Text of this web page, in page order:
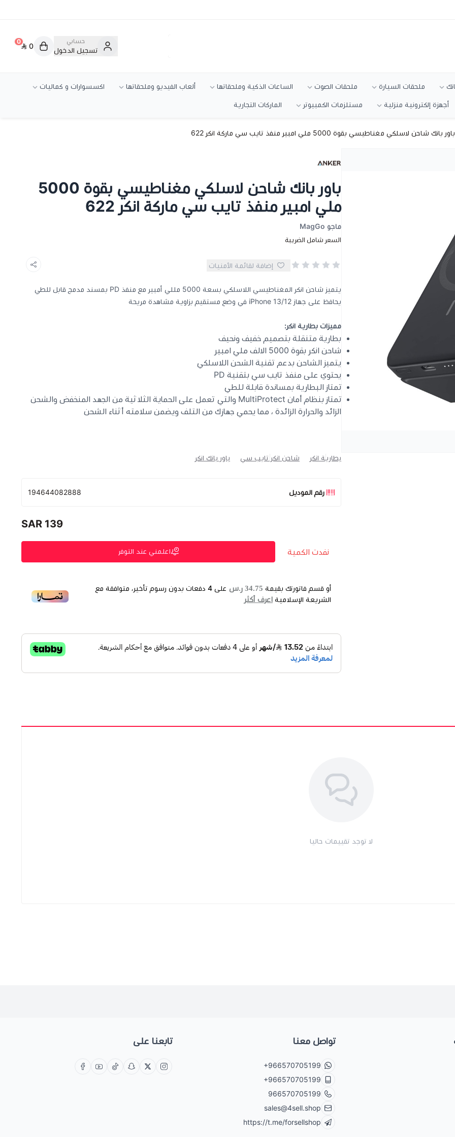
حسابي
تسجيل الدخول
0
0
ملحقات السيارة ملحقات الصوت الساعات الذكية وملحقاتها ألعاب الفيديو وملحقاتها اكسسوارات و كماليات
أجهزة إلكترونية منزلية مستلزمات الكمبيوتر الماركات التجارية
باور بانك شاحن لاسلكي مغناطيسي بقوة 5000 ملي امبير منفذ تايب سي ماركة انكر 622
باور بانك شاحن لاسلكي مغناطيسي بقوة 5000
ملي امبير منفذ تايب سي ماركة انكر 622
ماجو MagGo
السعر شامل الضريبة
إضافة لقائمة الأمنيات
يتميز شاحن انكر المغناطيسي اللاسلكي بسعة 5000 مللي أمبير مع منفذ PD بمسند مدمج قابل للطي
يحافظ على جهاز iPhone 13/12 في وضع مستقيم بزاوية مشاهدة مريحة
مميزات بطارية انكر:
بطارية متنقلة بتصميم خفيف ونحيف
شاحن انكر بقوة 5000 الالف ملي امبير
يتميز الشاحن بدعم تقنية الشحن اللاسلكي
يحتوي على منفذ تايب سي بتقنية PD
تمتاز البطارية بمساندة قابلة للطي
تمتاز بنظام أمان MultiProtect والتي تعمل على الحماية الثلاثية من الجهد المنخفض والشحن
الزائد والحرارة الزائدة ، مما يحمي جهازك من التلف ويضمن سلامته أثناء الشحن
بطارية انكر شاحن انكر تايب سي باور بانك انكر
رقم الموديل 194644082888
139 SAR
نفدت الكمية اعلمني عند التوفر
أو قسم فاتورتك بقيمة 34.75 ر.س على 4 دفعات بدون رسوم تأخير، متوافقة مع
الشريعة الإسلامية اعرف أكثر
لا توجد تقييمات حاليا
تواصل معنا
+966570705199
+966570705199
966570705199
sales@4sell.shop
https://t.me/forsellshop
تابعنا على